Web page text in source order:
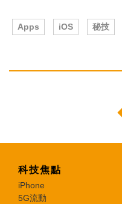
Apps iOS 秘技
科技焦點
iPhone
5G流動